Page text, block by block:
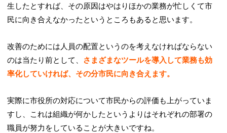
生したとすれば、その原因はやはりほかの業務が忙しくて市
民に向き合えなかったというところもあると思います。
改善のためには人員の配置というのを考えなければならない
のは当たり前として、
さまざまなツールを導入して業務も効
率化していければ、その分市民に向き合えます。
実際に市役所の対応について市民からの評価も上がっていま
すし、これは組織が何かしたというよりはそれぞれの部署の
職員が努力をしていることが大きいですね。